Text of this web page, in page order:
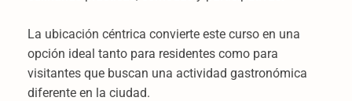
La ubicación céntrica convierte este curso en una
opción ideal tanto para residentes como para
visitantes que buscan una actividad gastronómica
diferente en la ciudad.